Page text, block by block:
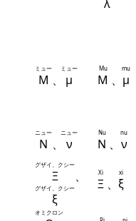
λ
Μ
ミュー
、 μ
ミュー
Μ
Mu
、 μ
mu
Ν
ニュー
、 ν
ニュー
Ν
Nu
、 ν
nu
Ξ
グザイ、クシー
、
ξ
グザイ、クシー Ξ
Xi
、 ξ
xi
オミクロン